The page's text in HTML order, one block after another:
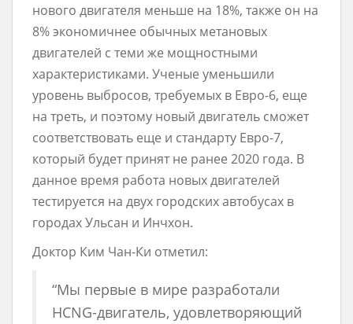
нового двигателя меньше на 18%, также он на
8% экономичнее обычных метановых
двигателей с теми же мощностными
характеристиками. Ученые уменьшили
уровень выбросов, требуемых в Евро-6, еще
на треть, и поэтому новый двигатель сможет
соответствовать еще и стандарту Евро-7,
который будет принят не ранее 2020 года. В
данное время работа новых двигателей
тестируется на двух городских автобусах в
городах Ульсан и Инчхон.
Доктор Ким Чан-Ки отметил:
“Мы первые в мире разработали
HCNG-двигатель, удовлетворяющий